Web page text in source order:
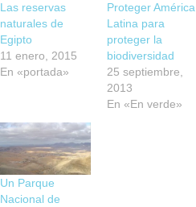
Las reservas
naturales de
Egipto
11 enero, 2015
En «portada»
Proteger América
Latina para
proteger la
biodiversidad
25 septiembre,
2013
En «En verde»
Un Parque
Nacional de